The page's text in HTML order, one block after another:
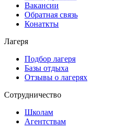
Вакансии
Обратная связь
Конаткты
Лагеря
Подбор лагеря
Базы отдыха
Отзывы о лагерях
Сотрудничество
Школам
Агентствам